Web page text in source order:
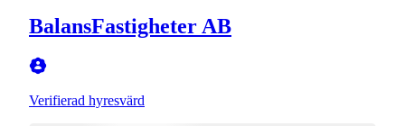
BalansFastigheter AB
Verifierad hyresvärd